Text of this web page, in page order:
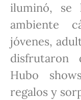
iluminó, se
ambiente
jóvenes,
disfrutaron
Hubo
regalos y